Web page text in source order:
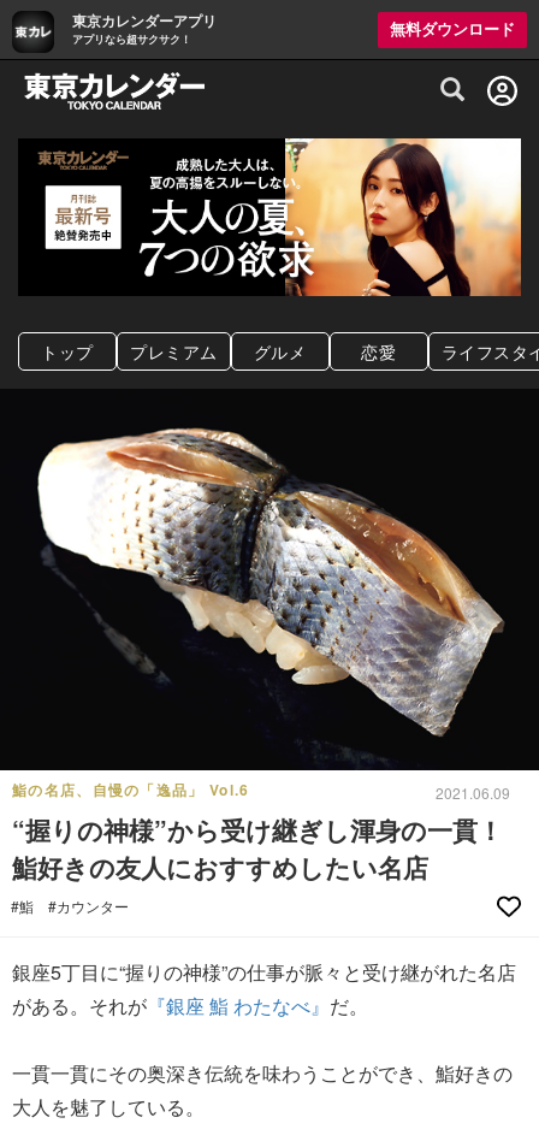
東京カレンダーアプリ
アプリなら超サクサク！
無料ダウンロード
グルメ情報・プレミアムレストラン予約
トップ プレミアム グルメ 恋愛 ライフスタ
鮨の名店、自慢の「逸品」 Vol.6 2021.06.09
“握りの神様”から受け継ぎし渾身の一貫！
鮨好きの友人におすすめしたい名店
#鮨 #カウンター
銀座5丁目に“握りの神様”の仕事が脈々と受け継がれた名店
がある。それが 『銀座 鮨 わたなべ』 だ。
一貫一貫にその奥深き伝統を味わうことができ、鮨好きの
大人を魅了している。